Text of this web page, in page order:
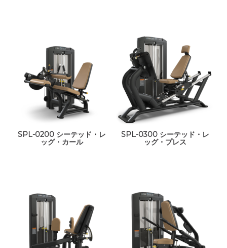
SPL-0200 シーテッド・レ
ッグ・カール
SPL-0300 シーテッド・レ
ッグ・プレス